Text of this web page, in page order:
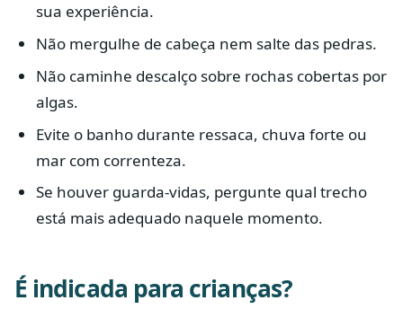
sua experiência.
Não mergulhe de cabeça nem salte das pedras.
Não caminhe descalço sobre rochas cobertas por
algas.
Evite o banho durante ressaca, chuva forte ou
mar com correnteza.
Se houver guarda-vidas, pergunte qual trecho
está mais adequado naquele momento.
É indicada para crianças?